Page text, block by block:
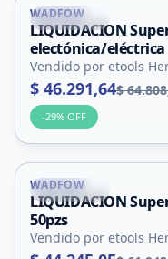
La Punta
WADFOW
LIQUIDACION
electónica/eléctrica
Vendido por etools
$ 46.291,64$
-29% OFF
La Punta
WADFOW
LIQUIDACION
50pzs
Vendido por etools